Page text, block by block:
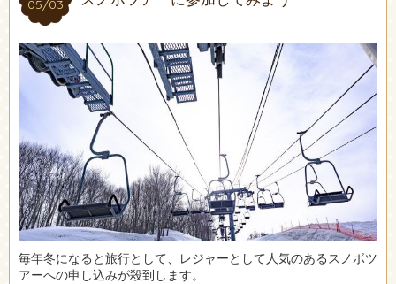
05/03
05/03
毎年冬になると旅行として、レジャーとして人気のあるスノボツ
アーへの申し込みが殺到します。